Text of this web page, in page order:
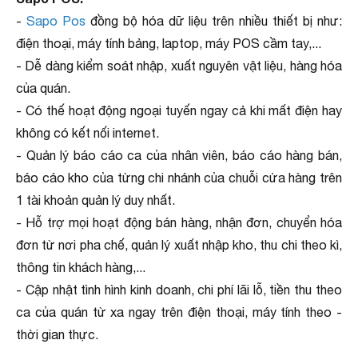
- Sapo Pos đồng bộ hóa dữ liệu trên nhiều thiết bị như:
điện thoại, máy tính bảng, laptop, máy POS cầm tay,...
- Dễ dàng kiểm soát nhập, xuất nguyên vật liệu, hàng hóa
của quán.
- Có thế hoạt động ngoại tuyến ngay cả khi mất điện hay
không có kết nối internet.
- Quản lý báo cáo ca của nhân viên, báo cáo hàng bán,
báo cáo kho của từng chi nhánh của chuỗi cửa hàng trên
1 tài khoản quản lý duy nhất.
- Hỗ trợ mọi hoạt động bán hàng, nhận đơn, chuyển hóa
đơn từ nơi pha chế, quản lý xuất nhập kho, thu chi theo kì,
thông tin khách hàng,...
- Cập nhật tình hình kinh doanh, chi phí lãi lỗ, tiền thu theo
ca của quán từ xa ngay trên điện thoại, máy tính theo -
thời gian thực.